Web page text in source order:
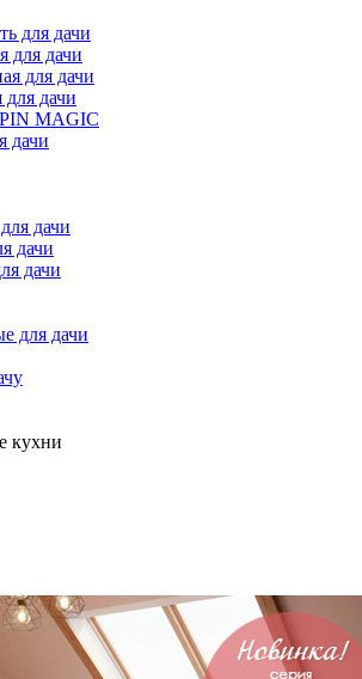
для дачи
для дачи
для дачи
для дачи
MAGIC
дачи
дачи
дачи
дачи
для дачи
кухни